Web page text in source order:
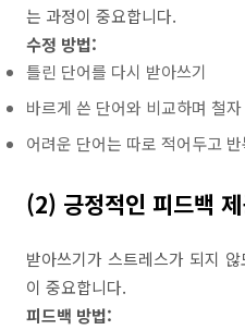
는 과정이 중요합니다.
수정 방법:
틀린 단어를 다시 받아쓰기
바르게 쓴 단어와 비교하며 철
어려운 단어는 따로 적어두고
(2) 긍정적인 피드백
받아쓰기가 스트레스가 되지
이 중요합니다.
피드백 방법: